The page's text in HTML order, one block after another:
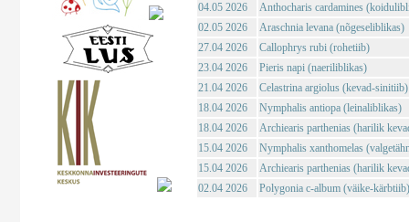
04.05 2026
Anthocharis cardamines
02.05 2026
Araschnia levana (nõgeseliblikas)
27.04 2026
Callophrys rubi (rohetiib)
23.04 2026
Pieris napi (naeriliblikas)
21.04 2026
Celastrina argiolus (kevad-sinitiib)
18.04 2026
Nymphalis antiopa (leinaliblikas)
18.04 2026
Archiearis parthenias (harilik
15.04 2026
Nymphalis xanthomelas
15.04 2026
Archiearis parthenias (harilik
02.04 2026
Polygonia c-album (väike-kärbtiib)